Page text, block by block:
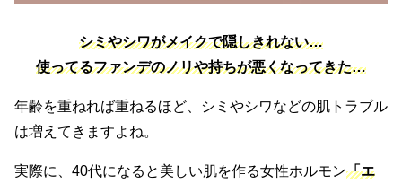
シミやシワがメイクで隠しきれない…
使ってるファンデのノリや持ちが悪くなってきた…
年齢を重ねれば重ねるほど、シミやシワなどの肌トラブル
は増えてきますよね。
実際に、40代になると美しい肌を作る女性ホルモン「エ